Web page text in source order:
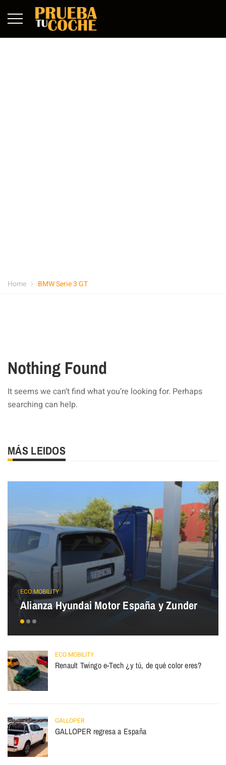
Home BMW Serie 3 GT
Nothing Found
It seems we can’t find what you’re looking for. Perhaps
searching can help.
MÁS LEIDOS
ECO MOBILITY
Alianza Hyundai Motor España y Zunder
ECO MOBILITY
Renault Twingo e-Tech ¿y tú, de qué color eres?
GALLOPER
GALLOPER regresa a España